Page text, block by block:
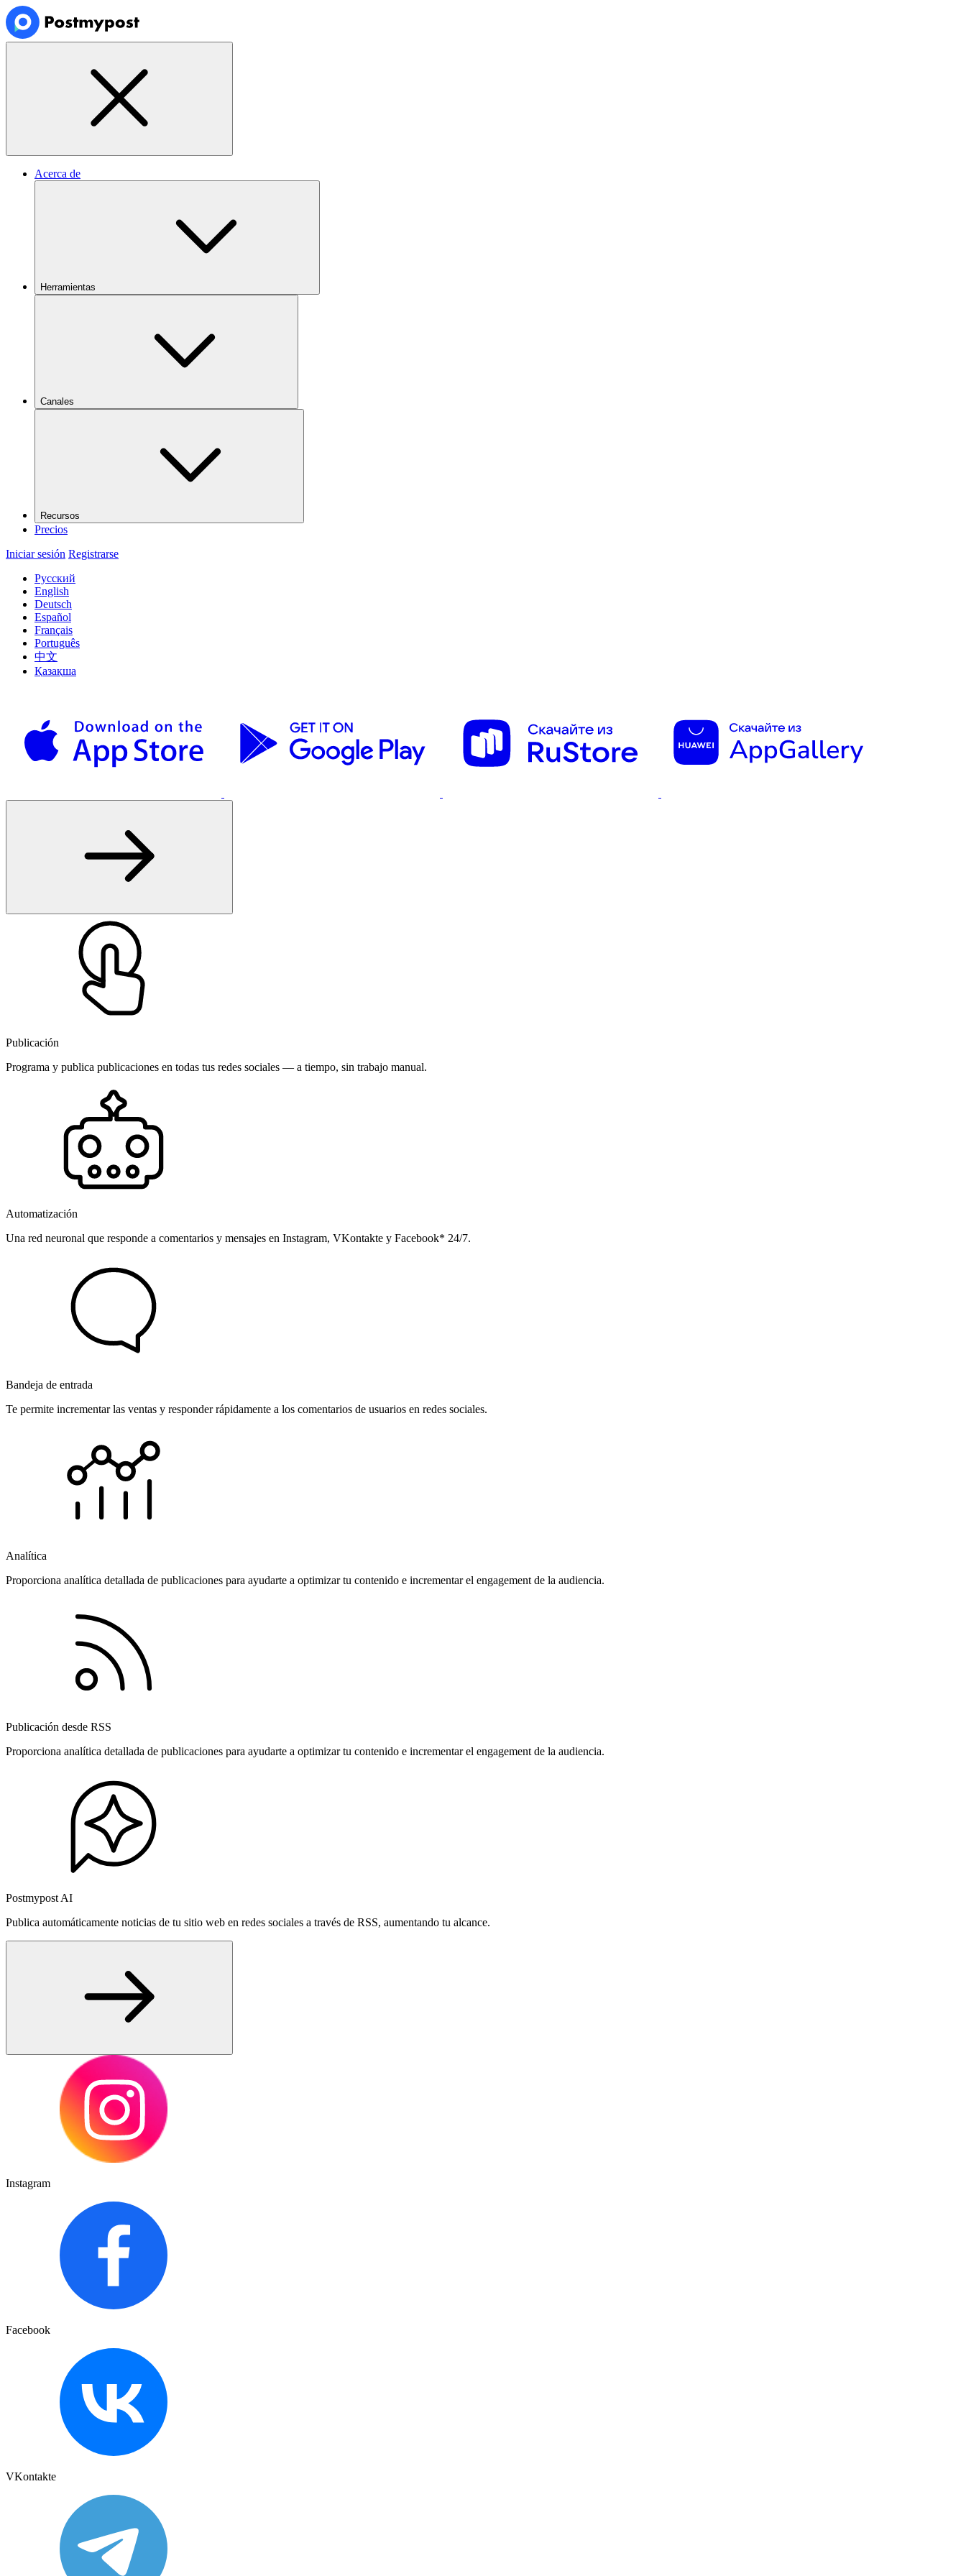
Acerca de
Herramientas
Canales
Recursos
Precios
Iniciar sesión Registrarse
Русский
English
Deutsch
Español
Français
Português
中文
Қазақша
Publicación
Programa y publica publicaciones en todas tus redes sociales — a tiempo, sin trabajo manual.
Automatización
Una red neuronal que responde a comentarios y mensajes en Instagram, VKontakte y Facebook* 24/7.
Bandeja de entrada
Te permite incrementar las ventas y responder rápidamente a los comentarios de usuarios en redes sociales.
Analítica
Proporciona analítica detallada de publicaciones para ayudarte a optimizar tu contenido e incrementar el engagement de la audiencia.
Publicación desde RSS
Proporciona analítica detallada de publicaciones para ayudarte a optimizar tu contenido e incrementar el engagement de la audiencia.
Postmypost AI
Publica automáticamente noticias de tu sitio web en redes sociales a través de RSS, aumentando tu alcance.
Instagram
Facebook
VKontakte